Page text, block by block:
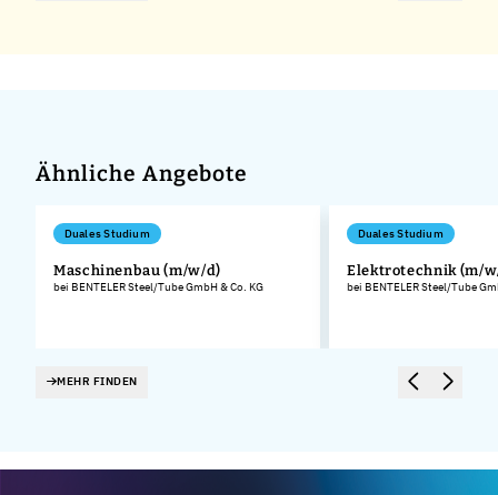
Ähnliche Angebote
Duales Studium
Maschinenbau (m/w/d)
bei BENTELER Steel/Tube GmbH & Co. KG
Duales Studium
Elektrotechnik (m/
bei BENTELER Steel/Tube
MEHR FINDEN